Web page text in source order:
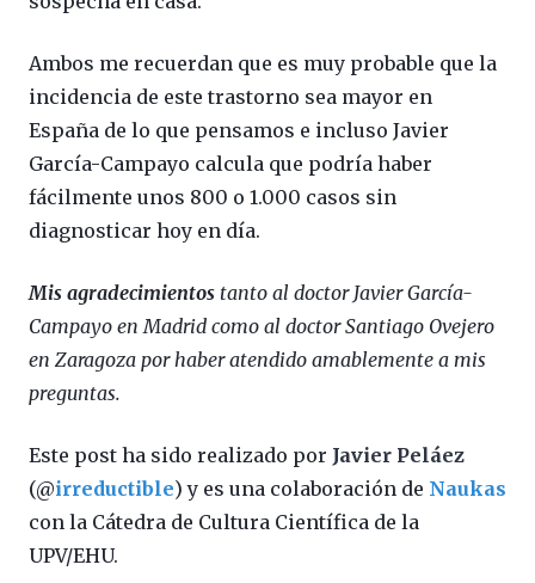
Ambos me recuerdan que es muy probable que la
incidencia de este trastorno sea mayor en
España de lo que pensamos e incluso Javier
García-Campayo calcula que podría haber
fácilmente unos 800 o 1.000 casos sin
diagnosticar hoy en día.
Mis agradecimientos tanto al doctor Javier García-
Campayo en Madrid como al doctor Santiago Ovejero
en Zaragoza por haber atendido amablemente a mis
preguntas.
Este post ha sido realizado por Javier Peláez
(@irreductible) y es una colaboración de Naukas
con la Cátedra de Cultura Científica de la
UPV/EHU.